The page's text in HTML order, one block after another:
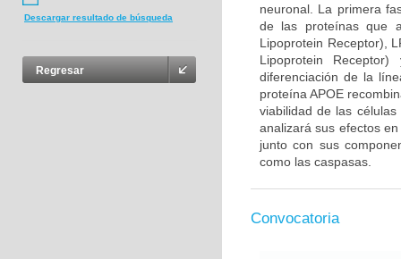
Descargar resultado de búsqueda
Regresar
neuronal. La primera
de las proteínas que
Lipoprotein Receptor),
Lipoprotein
diferenciación de la
proteína APOE
viabilidad de las
analizará sus efectos
junto con sus
como las caspasas.
Convocatoria